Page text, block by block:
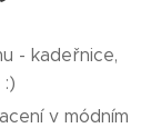
- kadeřnice,
v módním